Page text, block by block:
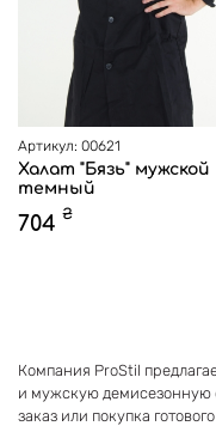
Артикул: 00621
Халат "Бязь" мужской
темный
704 ₴
Компания ProStil
и мужскую демисезонную
заказ или покупка